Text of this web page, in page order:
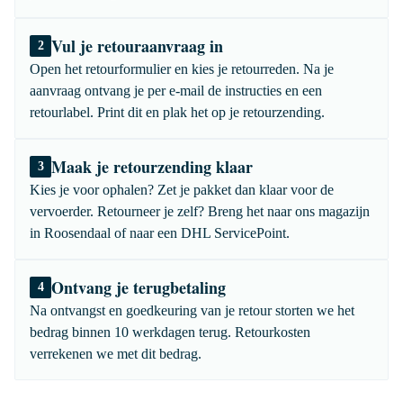
2 Vul je retouraanvraag in
Open het retourformulier en kies je retourreden. Na je
aanvraag ontvang je per e-mail de instructies en een
retourlabel. Print dit en plak het op je retourzending.
3 Maak je retourzending klaar
Kies je voor ophalen? Zet je pakket dan klaar voor de
vervoerder. Retourneer je zelf? Breng het naar ons magazijn
in Roosendaal of naar een DHL ServicePoint.
4 Ontvang je terugbetaling
Na ontvangst en goedkeuring van je retour storten we het
bedrag binnen 10 werkdagen terug. Retourkosten
verrekenen we met dit bedrag.